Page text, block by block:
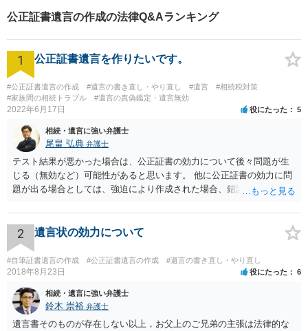
公正証書遺言の作成の法律Q&Aランキング
1 公正証書遺言を作りたいです。
#公正証書遺言の作成 #遺言の書き直し・やり直し #遺言
#相続税対策
#家族間の相続トラブル
#遺言の真偽鑑定・遺言無効
2022年6月17日 役にたった 5
相続・遺言に強い弁護士
尾畠 弘典 弁護士
テスト結果が悪かった場合は、公正証書の効力について後々問題が生
じる（無効など）可能性があると思います。 他に公正証書の効力に問
題が出る場合としては、強迫により作成された場合、錯誤（勘違い）
すが、弁護士に作成を依頼する場合は、１０～数十万円程度になるケ
ースが多いと思います。 報酬体系は、弁護士ごとに異なりますので一
律の基準はありません。
2 遺言状の効力について
#自筆証書遺言の作成 #公正証書遺言の作成 #遺言の書き直し・やり直し
2018年8月23日 役にたった 6
相続・遺言に強い弁護士
鈴木 崇裕 弁護士
遺言書そのものが存在しない以上，お父上のご兄弟の主張は法律的な